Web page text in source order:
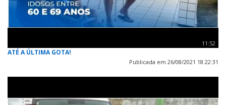
11:52
ATÉ A ÚLTIMA GOTA!
Publicada em 26/08/2021 18:22:31